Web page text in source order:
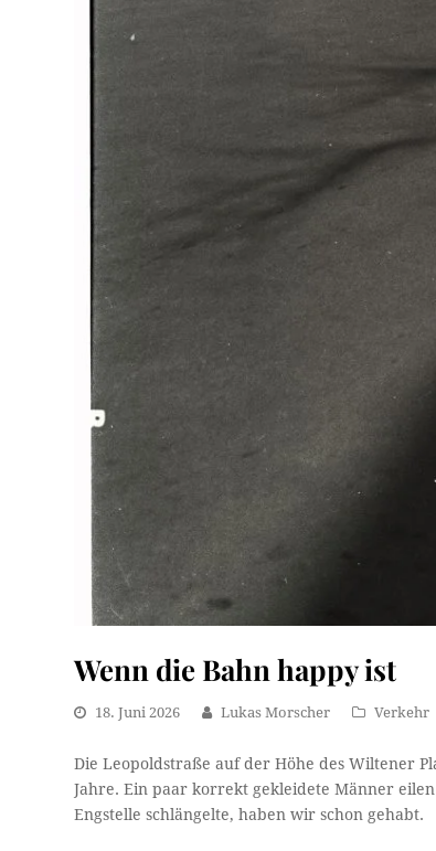
Wenn die Bahn happy ist
18. Juni 2026 Lukas Morscher Verkehr
Die Leopoldstraße auf der Höhe des Wiltener
Jahre. Ein paar korrekt gekleidete Männer
Engstelle schlängelte, haben wir schon gehabt.